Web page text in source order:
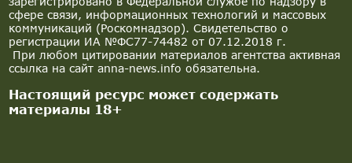
сфере связи, информационных технологий и массовых
коммуникаций (Роскомнадзор). Свидетельство о
регистрации ИА №ФС77-74482 от 07.12.2018 г.
При любом цитировании материалов агентства активная
ссылка на сайт anna-news.info обязательна.
Настоящий ресурс может содержать
материалы 18+